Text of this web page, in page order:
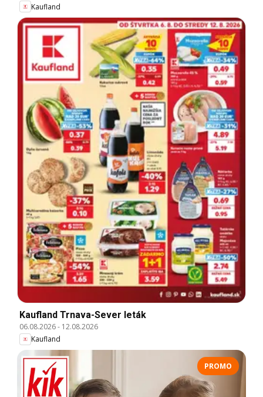
Kaufland
Kaufland Trnava-Sever leták
06.08.2026- 12.08.2026
Kaufland
PROMO